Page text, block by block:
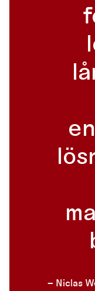
– Niclas